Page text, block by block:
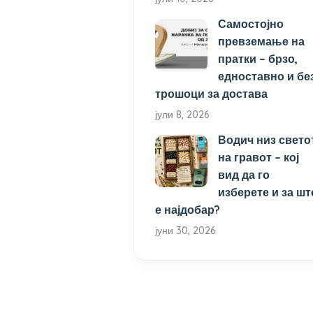
Самостојно
превземање на
пратки – брзо,
едноставно и
трошоци за достава
јули 8, 2026
Водич низ
на гравот – кој
вид да го
изберете и за
е најдобар?
јуни 30, 2026